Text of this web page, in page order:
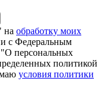
на обработку моих
с Федеральным
персональных
политикой
условия политики